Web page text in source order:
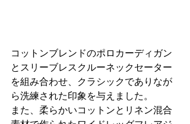
コットンブレンドのポロカーディガン
とスリーブレスクルーネックセーター
を組み合わせ、クラシックでありなが
ら洗練された印象を与えました。
また、柔らかいコットンとリネン混合